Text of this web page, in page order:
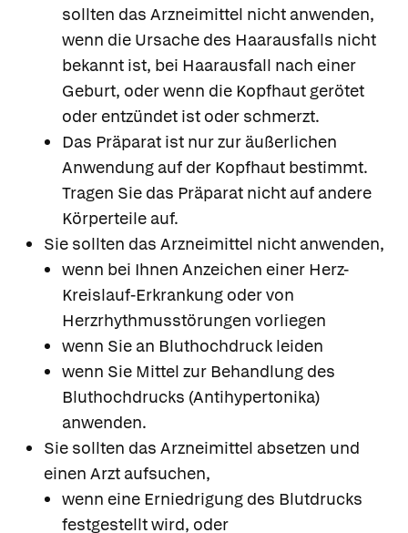
sollten das Arzneimittel nicht anwenden,
wenn die Ursache des Haarausfalls nicht
bekannt ist, bei Haarausfall nach einer
Geburt, oder wenn die Kopfhaut gerötet
oder entzündet ist oder schmerzt.
Das Präparat ist nur zur äußerlichen
Anwendung auf der Kopfhaut bestimmt.
Tragen Sie das Präparat nicht auf andere
Körperteile auf.
Sie sollten das Arzneimittel nicht anwenden,
wenn bei Ihnen Anzeichen einer Herz-
Kreislauf-Erkrankung oder von
Herzrhythmusstörungen vorliegen
wenn Sie an Bluthochdruck leiden
wenn Sie Mittel zur Behandlung des
Bluthochdrucks (Antihypertonika)
anwenden.
Sie sollten das Arzneimittel absetzen und
einen Arzt aufsuchen,
wenn eine Erniedrigung des Blutdrucks
festgestellt wird, oder